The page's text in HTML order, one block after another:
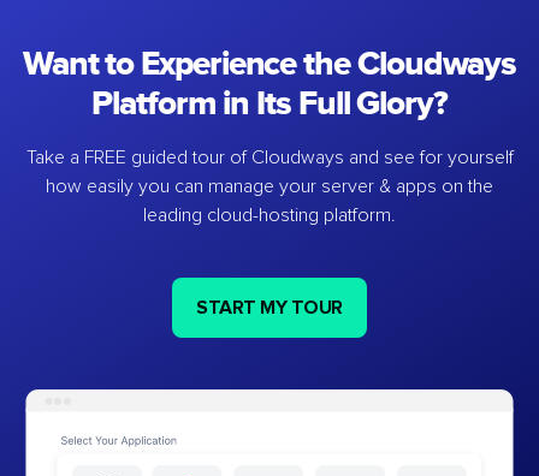
Want to Experience the Cloudways
Platform in Its Full Glory?
Take a FREE guided tour of Cloudways and see for yourself
how easily you can manage your server & apps on the
leading cloud-hosting platform.
START MY TOUR